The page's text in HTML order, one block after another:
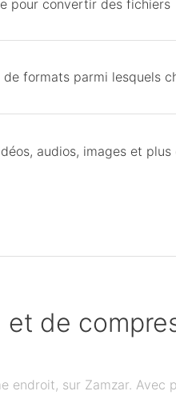
pour convertir des fichiers
de formats parmi lesquels
audios, images et plus
de
endroit, sur Zamzar. Avec